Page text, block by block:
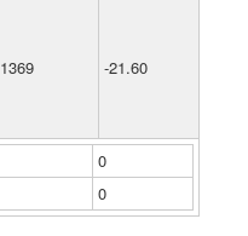
1369 -21.60
0
0